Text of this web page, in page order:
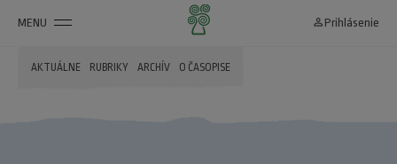
MENU person_outline Prihlásenie
AKTUÁLNE RUBRIKY ARCHÍV O ČASOPISE